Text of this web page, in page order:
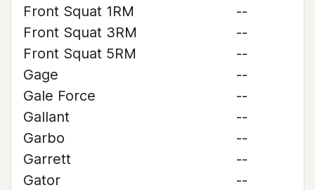
Front Squat 1RM
--
Front Squat 3RM
--
Front Squat 5RM
--
Gage
--
Gale Force
--
Gallant
--
Garbo
--
Garrett
--
Gator
--